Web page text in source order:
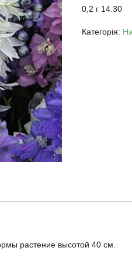
0,2 г 14.30
Категорія:
растение высотой 40 см.